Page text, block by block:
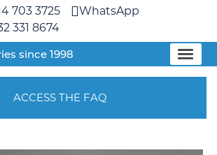
703 3725
331 8674
WhatsApp
since 1998
ACCESS THE FAQ